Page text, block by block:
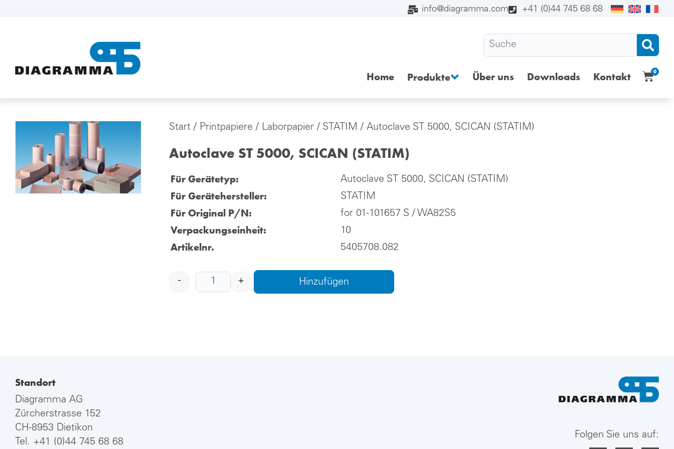
info@diagramma.com +41 (0)44 745 68 68
Home Produkte Über uns Downloads Kontakt 0
Start / Printpapiere / Laborpapier / STATIM / Autoclave ST 5000, SCICAN (STATIM)
Autoclave ST 5000, SCICAN (STATIM)
Für Gerätetyp: Autoclave ST 5000, SCICAN (STATIM)
Für Gerätehersteller: STATIM
Für Original P/N: for 01-101657 S / WA82S5
Verpackungseinheit: 10
Artikelnr. 5405708.082
- + Hinzufügen
Standort
Diagramma AG
Zürcherstrasse 152
CH-8953 Dietikon
Tel. +41 (0)44 745 68 68
Folgen Sie uns auf: